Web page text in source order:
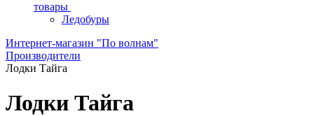
товары
Ледобуры
Интернет-магазин "По волнам"
Производители
Лодки Тайга
Лодки Тайга